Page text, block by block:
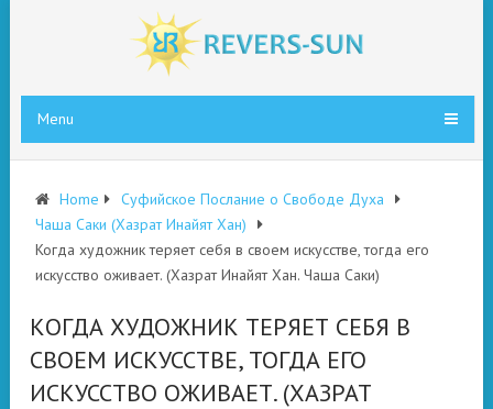
Menu
Home
Суфийское Послание о Свободе Духа
Чаша Саки (Хазрат Инайят Хан)
Когда художник теряет себя в своем искусстве, тогда его
искусство оживает. (Хазрат Инайят Хан. Чаша Саки)
КОГДА ХУДОЖНИК ТЕРЯЕТ СЕБЯ В
СВОЕМ ИСКУССТВЕ, ТОГДА ЕГО
ИСКУССТВО ОЖИВАЕТ. (ХАЗРАТ